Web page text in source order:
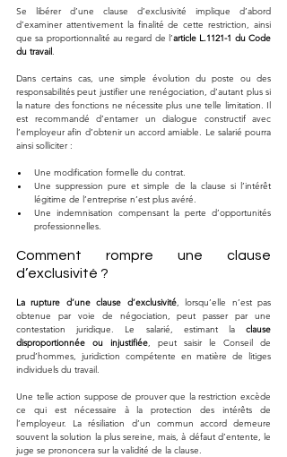
Se libérer d’une clause d’exclusivité implique d’abord
d’examiner attentivement la finalité de cette restriction, ainsi
que sa proportionnalité au regard de l’article L.1121-1 du Code
du travail.
Dans certains cas, une simple évolution du poste ou des
responsabilités peut justifier une renégociation, d’autant plus si
la nature des fonctions ne nécessite plus une telle limitation. Il
est recommandé d’entamer un dialogue constructif avec
l’employeur afin d’obtenir un accord amiable. Le salarié pourra
ainsi solliciter :
Une modification formelle du contrat.
Une suppression pure et simple de la clause si l’intérêt
légitime de l’entreprise n’est plus avéré.
Une indemnisation compensant la perte d’opportunités
professionnelles.
Comment rompre une clause
d’exclusivité ?
La rupture d’une clause d’exclusivité, lorsqu’elle n’est pas
obtenue par voie de négociation, peut passer par une
contestation juridique. Le salarié, estimant la clause
disproportionnée ou injustifiée, peut saisir le Conseil de
prud’hommes, juridiction compétente en matière de litiges
individuels du travail.
Une telle action suppose de prouver que la restriction excède
ce qui est nécessaire à la protection des intérêts de
l’employeur. La résiliation d’un commun accord demeure
souvent la solution la plus sereine, mais, à défaut d’entente, le
juge se prononcera sur la validité de la clause.